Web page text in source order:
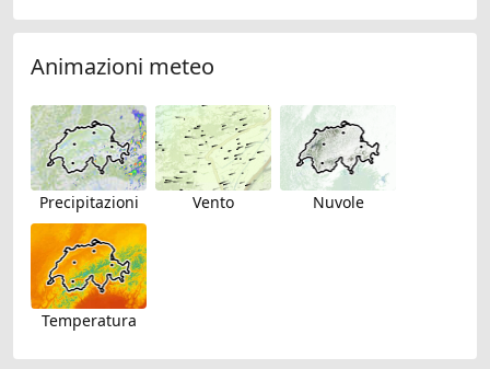
Animazioni meteo
Precipitazioni Vento Nuvole
Temperatura